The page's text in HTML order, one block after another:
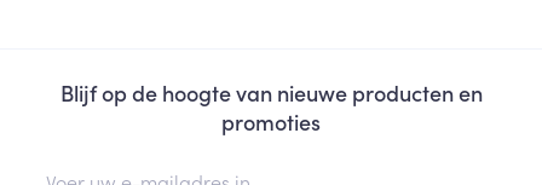
Blijf op de hoogte van nieuwe producten en
promoties